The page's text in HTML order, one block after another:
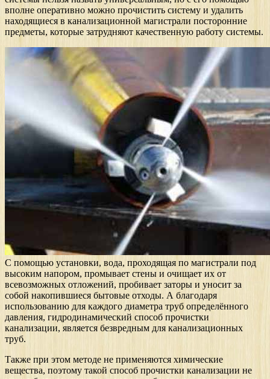
вполне оперативно можно прочистить систему и удалить
находящиеся в канализационной магистрали посторонние
предметы, которые затрудняют качественную работу системы.
С помощью установки, вода, проходящая по магистрали под
высоким напором, промывает стены и очищает их от
всевозможных отложений, пробивает заторы и уносит за
собой накопившиеся бытовые отходы. А благодаря
использованию для каждого диаметра труб определённого
давления, гидродинамический способ прочистки
канализации, является безвредным для канализационных
труб.
Также при этом методе не применяются химические
вещества, поэтому такой способ прочистки канализации не